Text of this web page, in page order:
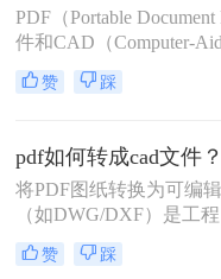
频刚需。
PDF（Portable
件和CAD（Computer-
文件在各自的领域内扮
色。PDF文件因其跨平
CAD文件则广泛应用于
图等领域。在某些情况
将PDF文件中的图纸转
以便进行编辑和修改。
转cad呢？本文将详细介
转换为CAD的方法。
赞 踩
将PDF图纸转换为可编
（如DWG/DXF）是工
的常见需求。由于PDF
结构差异较大，转换过
赞 踩